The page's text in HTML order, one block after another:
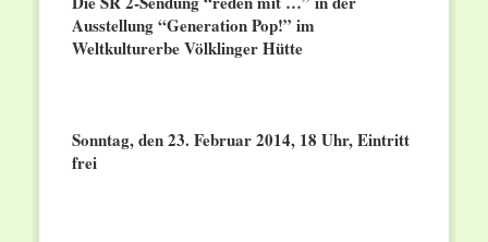
Ausstellung “Generation Pop!” im
Weltkulturerbe Völklinger Hütte
Sonntag, den 23. Februar 2014, 18 Uhr, Eintritt
frei